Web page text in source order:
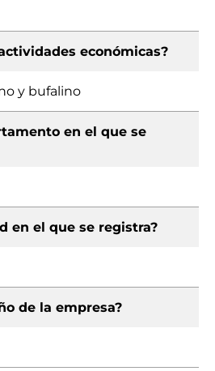
económicas?
y bufalino
en el que se
en el que se registra?
de la empresa?